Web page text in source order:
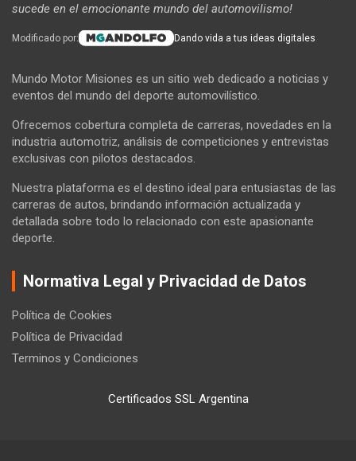
sucede en el emocionante mundo del automovilismo!
Modificado por: Dando vida a tus ideas digitales
Mundo Motor Misiones es un sitio web dedicado a noticias y
eventos del mundo del deporte automovilístico.
Ofrecemos cobertura completa de carreras, novedades en la
industria automotriz, análisis de competiciones y entrevistas
exclusivas con pilotos destacados.
Nuestra plataforma es el destino ideal para entusiastas de las
carreras de autos, brindando información actualizada y
detallada sobre todo lo relacionado con este apasionante
deporte.
Normativa Legal y Privacidad de Datos
Política de Cookies
Política de Privacidad
Terminos y Condiciones
Certificados SSL Argentina